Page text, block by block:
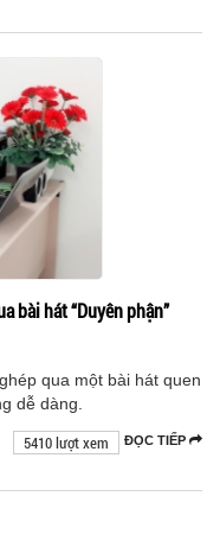
bài hát “Duyên phận”
qua một bài hát quen
dễ dàng.
ĐỌC TIẾP
5410 lượt xem